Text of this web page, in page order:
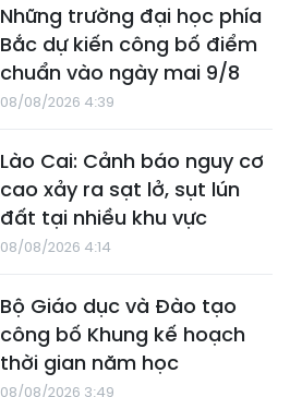
Những trường đại học phía
Bắc dự kiến công bố điểm
chuẩn vào ngày mai 9/8
08/08/2026 4:39
Lào Cai: Cảnh báo nguy cơ
cao xảy ra sạt lở, sụt lún
đất tại nhiều khu vực
08/08/2026 4:14
Bộ Giáo dục và Đào tạo
công bố Khung kế hoạch
thời gian năm học
08/08/2026 3:49